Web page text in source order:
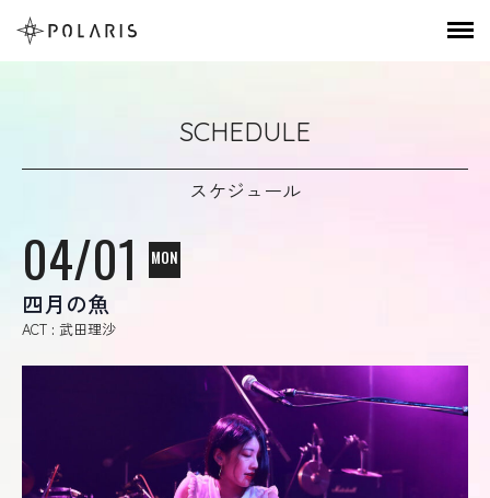
SCHEDULE
スケジュール
04/01 MON
四月の魚
ACT : 武田理沙